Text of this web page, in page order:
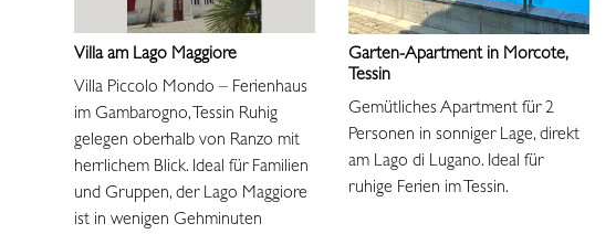
Villa am Lago Maggiore
Villa Piccolo Mondo – Ferienhaus
im Gambarogno, Tessin Ruhig
gelegen oberhalb von Ranzo mit
herrlichem Blick. Ideal für Familien
und Gruppen, der Lago Maggiore
ist in wenigen Gehminuten
Garten-Apartment in Morcote,
Tessin
Gemütliches Apartment für 2
Personen in sonniger Lage, direkt
am Lago di Lugano. Ideal für
ruhige Ferien im Tessin.